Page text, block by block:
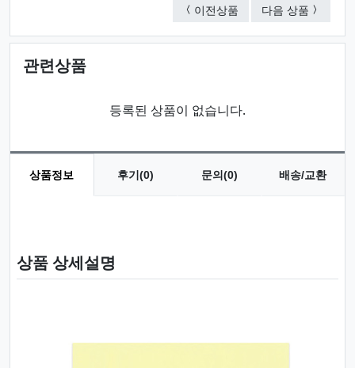
이전상품 상장용지(화일지) / 별
다음 상품 상장용
관련상품
등록된 상품이 없습니다.
상품정보 후기(0) 문의(0) 배송/교환
상품 상세설명